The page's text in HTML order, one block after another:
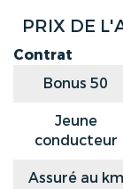
PRIX DE
Contrat
Bonus 50
Jeune
conducteur
Assuré au km